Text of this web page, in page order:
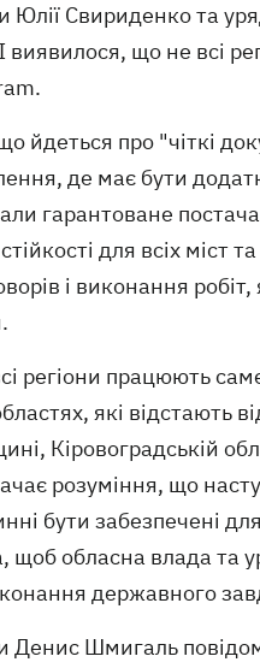
Юлії Свириденко та
виявилося, що не всі
про "чіткі
де має бути
гарантоване
для всіх
і виконання
регіони працюють
які відстають
Кіровоградській
розуміння, що
бути забезпечені
щоб обласна влада та
державного
Денис Шмигаль